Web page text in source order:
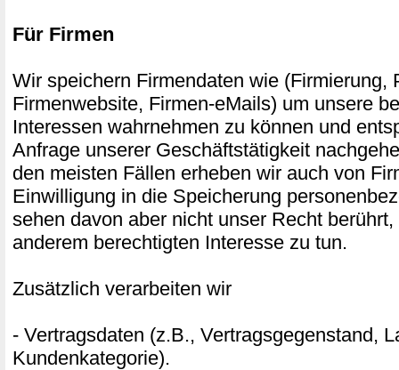
Für Firmen
Wir speichern Firmendaten wie (Firmierung,
Firmenwebsite, Firmen-eMails) um unsere
Interessen wahrnehmen zu können und
Anfrage unserer Geschäftstätigkeit
den meisten Fällen erheben wir auch von
Einwilligung in die Speicherung
sehen davon aber nicht unser Recht
anderem berechtigten Interesse zu tun.
Zusätzlich verarbeiten wir
- Vertragsdaten (z.B., Vertragsgegenstand,
Kundenkategorie).